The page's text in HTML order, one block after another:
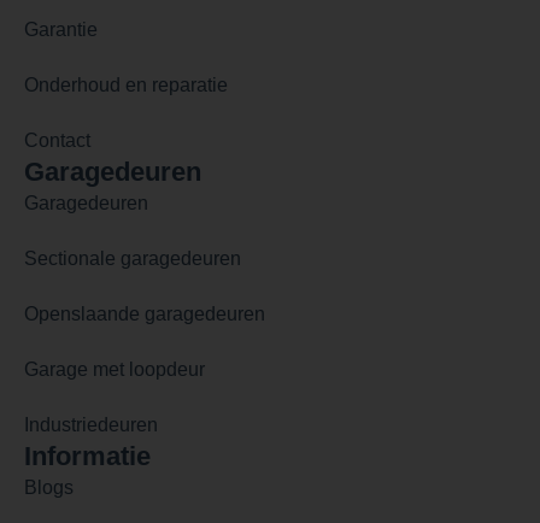
Garantie
Onderhoud en reparatie
Contact
Garagedeuren
Garagedeuren
Sectionale garagedeuren
Openslaande garagedeuren
Garage met loopdeur
Industriedeuren
Informatie
Blogs